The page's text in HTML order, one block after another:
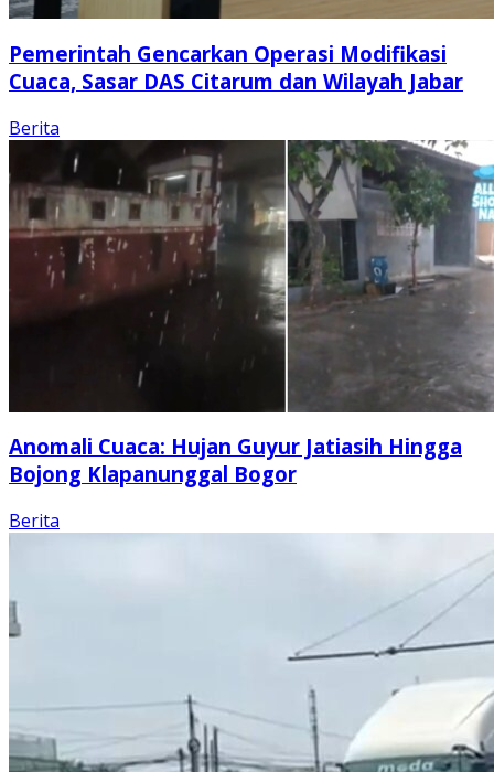
Pemerintah Gencarkan Operasi Modifikasi
Cuaca, Sasar DAS Citarum dan Wilayah Jabar
Berita
Anomali Cuaca: Hujan Guyur Jatiasih Hingga
Bojong Klapanunggal Bogor
Berita